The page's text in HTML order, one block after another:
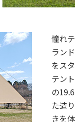
憧れ
ラン
をス
テン
の
た造
きを